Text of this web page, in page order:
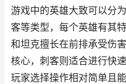
游戏中的英雄大致可以分
客等类型，每个英雄有其
和坦克擅长在前排承受伤
核心，刺客则适合进行快
玩家选择操作相对简单且